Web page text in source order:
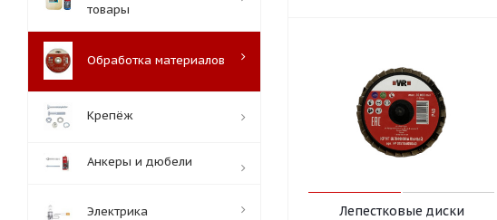
Лепестковые диски
товары
Обработка материалов
Крепёж
Анкеры и дюбели
Электрика